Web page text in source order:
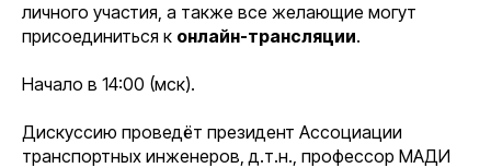
личного участия, а также все желающие могут
присоединиться к онлайн-трансляции.
Начало в 14:00 (мск).
Дискуссию проведёт президент Ассоциации
транспортных инженеров, д.т.н., профессор МАДИ